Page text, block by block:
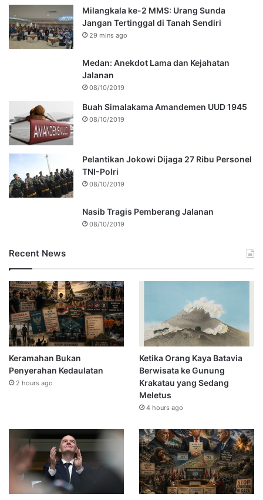
Milangkala ke-2 MMS: Urang Sunda
Jangan Tertinggal di Tanah Sendiri
29 mins ago
Medan: Anekdot Lama dan Kejahatan
Jalanan
08/10/2019
Buah Simalakama Amandemen UUD 1945
08/10/2019
Pelantikan Jokowi Dijaga 27 Ribu Personel
TNI-Polri
08/10/2019
Nasib Tragis Pemberang Jalanan
08/10/2019
Recent News
Keramahan Bukan
Penyerahan Kedaulatan
2 hours ago
Ketika Orang Kaya Batavia
Berwisata ke Gunung
Krakatau yang Sedang
Meletus
4 hours ago